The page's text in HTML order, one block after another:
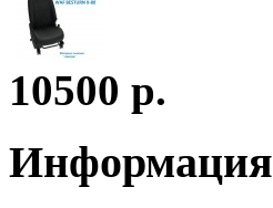
10500 р.
Информация